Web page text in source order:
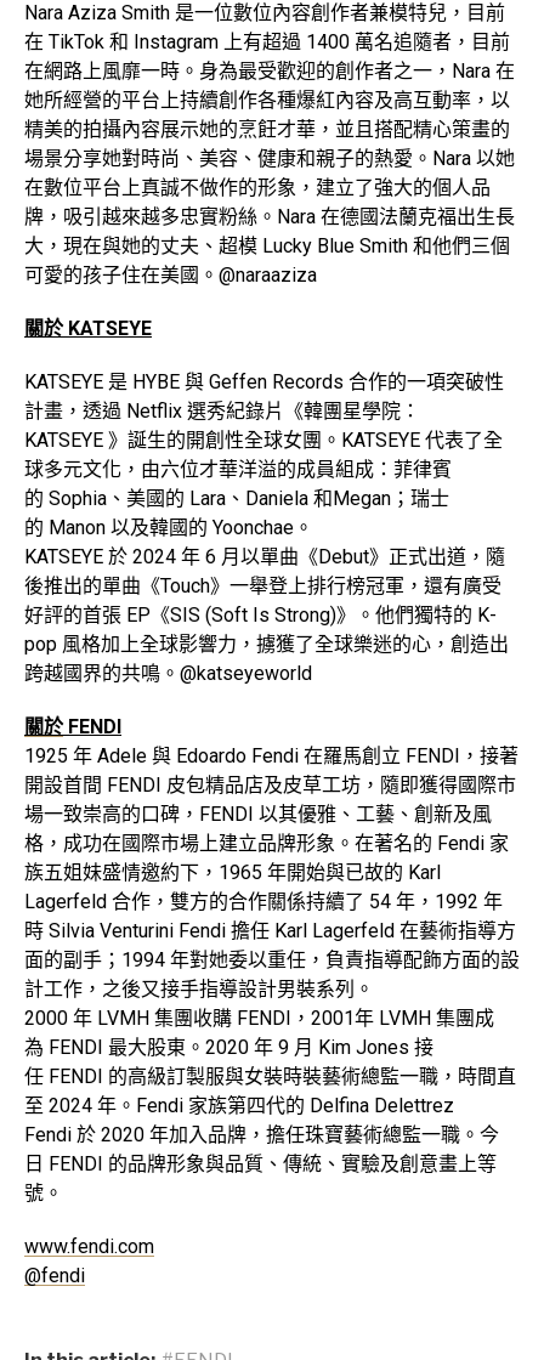
Nara Aziza Smith 是一位數位內容創作者兼模特兒，目前
在 TikTok 和 Instagram 上有超過 1400 萬名追隨者，目前
在網路上風靡一時。身為最受歡迎的創作者之一，Nara 在
她所經營的平台上持續創作各種爆紅內容及高互動率，以
精美的拍攝內容展示她的烹飪才華，並且搭配精心策畫的
場景分享她對時尚、美容、健康和親子的熱愛。Nara 以她
在數位平台上真誠不做作的形象，建立了強大的個人品
牌，吸引越來越多忠實粉絲。Nara 在德國法蘭克福出生長
大，現在與她的丈夫、超模 Lucky Blue Smith 和他們三個
可愛的孩子住在美國。@naraaziza
關於KATSEYE
KATSEYE 是 HYBE 與 Geffen Records 合作的一項突破性
計畫，透過 Netflix 選秀紀錄片《韓團星學院：
KATSEYE 》誕生的開創性全球女團。KATSEYE 代表了全
球多元文化，由六位才華洋溢的成員組成：菲律賓
的 Sophia、美國的 Lara、Daniela 和Megan；瑞士
的 Manon 以及韓國的 Yoonchae。
KATSEYE 於 2024 年 6 月以單曲《Debut》正式出道，隨
後推出的單曲《Touch》一舉登上排行榜冠軍，還有廣受
好評的首張 EP《SIS (Soft Is Strong)》。他們獨特的 K-
pop 風格加上全球影響力，擄獲了全球樂迷的心，創造出
跨越國界的共鳴。@katseyeworld
關於FENDI
1925 年 Adele 與 Edoardo Fendi 在羅馬創立 FENDI，接著
開設首間 FENDI 皮包精品店及皮草工坊，隨即獲得國際市
場一致崇高的口碑，FENDI 以其優雅、工藝、創新及風
格，成功在國際市場上建立品牌形象。在著名的 Fendi 家
族五姐妹盛情邀約下，1965 年開始與已故的 Karl
Lagerfeld 合作，雙方的合作關係持續了 54 年，1992 年
時 Silvia Venturini Fendi 擔任 Karl Lagerfeld 在藝術指導方
面的副手；1994 年對她委以重任，負責指導配飾方面的設
計工作，之後又接手指導設計男裝系列。
2000 年 LVMH 集團收購 FENDI，2001年 LVMH 集團成
為 FENDI 最大股東。2020 年 9 月 Kim Jones 接
任 FENDI 的高級訂製服與女裝時裝藝術總監一職，時間直
至 2024 年。Fendi 家族第四代的 Delfina Delettrez
Fendi 於 2020 年加入品牌，擔任珠寶藝術總監一職。今
日 FENDI 的品牌形象與品質、傳統、實驗及創意畫上等
號。
www.fendi.com
@fendi